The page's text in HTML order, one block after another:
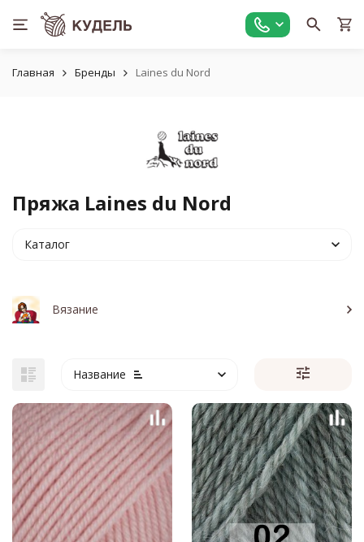
Главная Бренды Laines du Nord
Пряжа Laines du Nord
Каталог
Вязание
Название